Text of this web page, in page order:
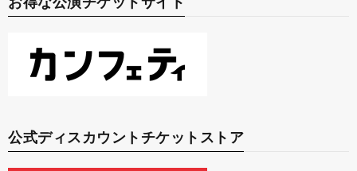
公式ディスカウントチケットストア